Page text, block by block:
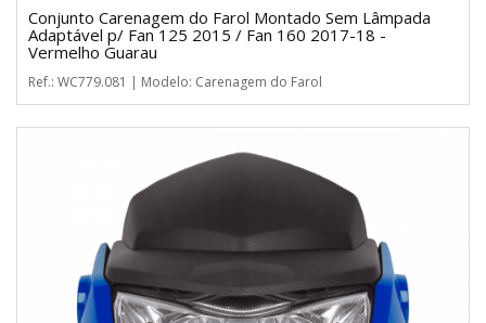
Conjunto Carenagem do Farol Montado Sem Lâmpada
Adaptável p/ Fan 125 2015 / Fan 160 2017-18 -
Vermelho Guarau
Ref.: WC779.081 | Modelo: Carenagem do Farol